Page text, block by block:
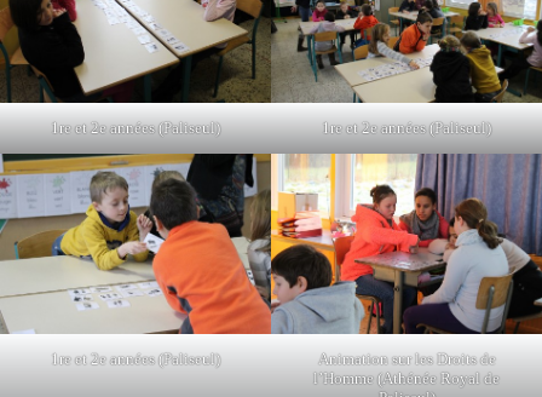
1re et 2e années (Paliseul) 1re et 2e années (Paliseul)
1re et 2e années (Paliseul)
Animation sur les Droits de
l’Homme (Athénée Royal de